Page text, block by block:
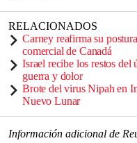
RELACIONADOS
Carney reafirma su
comercial de Canadá
Israel recibe los restos del
guerra y dolor
Brote del virus Nipah en
Nuevo Lunar
Información adicional de